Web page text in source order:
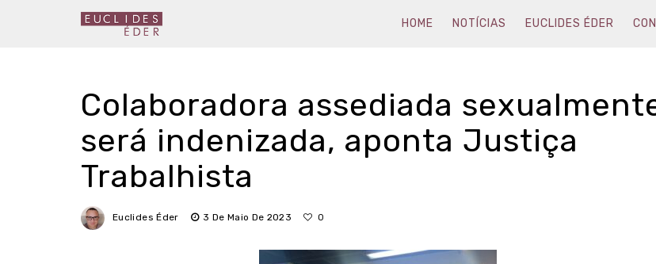
HOME NOTÍCIAS EUCLIDES ÉDER
Colaboradora assediada
será indenizada, aponta Justiça
Trabalhista
Euclides Éder 3 De Maio De 2023 0